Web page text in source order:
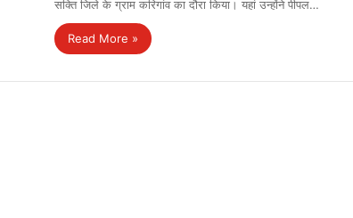
सक्ति जिले के ग्राम करिगांव का दौरा किया। यहां उन्होंने पीपल…
Read More »